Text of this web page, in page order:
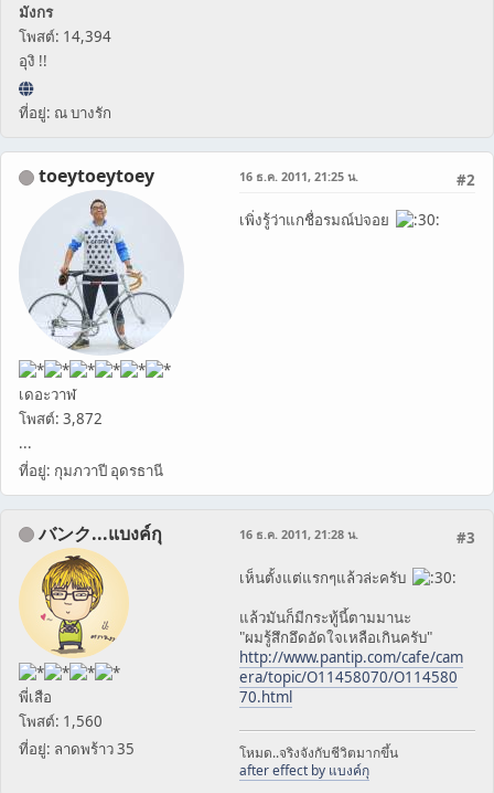
มังกร
โพสต์: 14,394
อุงิ !!
ที่อยู่: ณ บางรัก
toeytoeytoey
เดอะวาฬ
โพสต์: 3,872
...
ที่อยู่: กุมภวาปี อุดรธานี
#2
16 ธ.ค. 2011, 21:25 น.
เพิ่งรู้ว่าแกชื่อรมณ์บ่จอย
バンク...แบงค์กุ
พี่เสือ
โพสต์: 1,560
ที่อยู่: ลาดพร้าว 35
#3
16 ธ.ค. 2011, 21:28 น.
เห็นตั้งแต่แรกๆแล้วล่ะครับ
แล้วมันก็มีกระทู้นี้ตามมานะ
"ผมรู้สึกอึดอัดใจเหลือเกินครับ"
http://www.pantip.com/cafe/cam
era/topic/O11458070/O114580
70.html
โหมด..จริงจังกับชีวิตมากขึ้น
after effect by แบงค์กุ